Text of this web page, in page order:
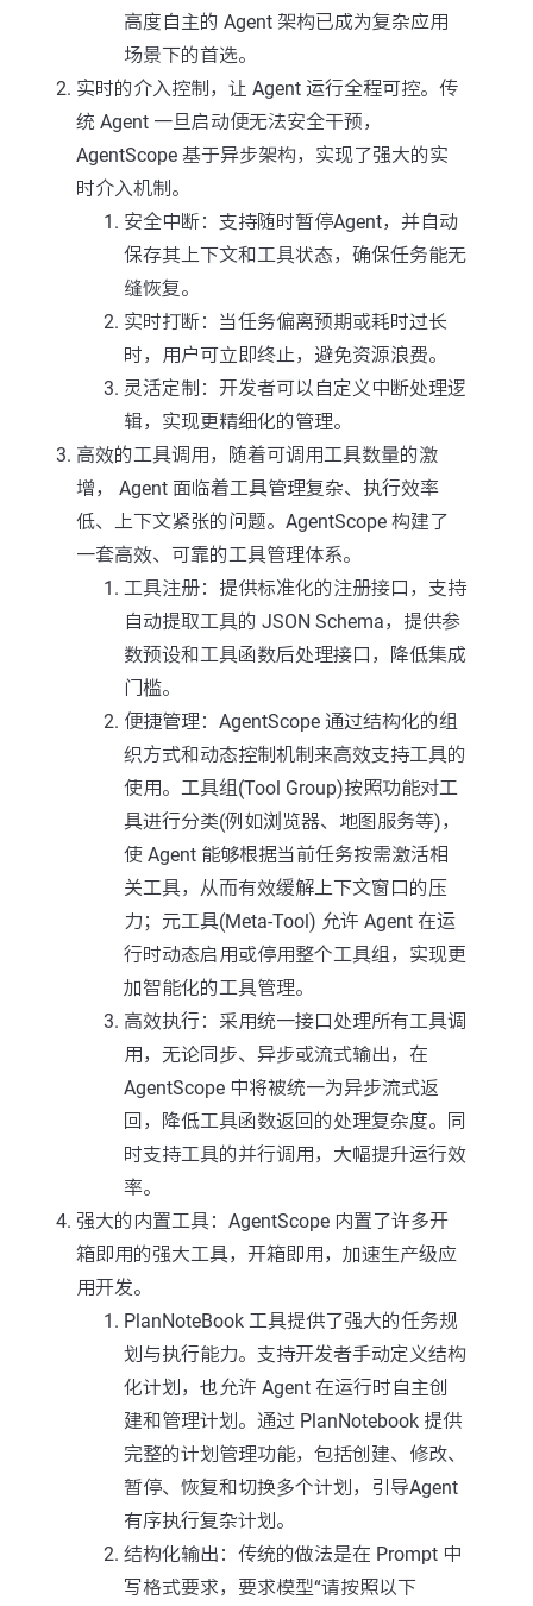
高度自主的 Agent 架构已成为复杂应用
场景下的首选。
实时的介入控制，让 Agent 运行全程可控。传
统 Agent 一旦启动便无法安全干预，
AgentScope 基于异步架构，实现了强大的实
时介入机制。
安全中断：支持随时暂停Agent，并自动
保存其上下文和工具状态，确保任务能无
缝恢复。
实时打断：当任务偏离预期或耗时过长
时，用户可立即终止，避免资源浪费。
灵活定制：开发者可以自定义中断处理逻
辑，实现更精细化的管理。
高效的工具调用，随着可调用工具数量的激
增， Agent 面临着工具管理复杂、执行效率
低、上下文紧张的问题。AgentScope 构建了
一套高效、可靠的工具管理体系。
工具注册：提供标准化的注册接口，支持
自动提取工具的 JSON Schema，提供参
数预设和工具函数后处理接口，降低集成
门槛。
便捷管理：AgentScope 通过结构化的组
织方式和动态控制机制来高效支持工具的
使用。工具组(Tool Group)按照功能对工
具进行分类(例如浏览器、地图服务等)，
使 Agent 能够根据当前任务按需激活相
关工具，从而有效缓解上下文窗口的压
力；元工具(Meta-Tool) 允许 Agent 在运
行时动态启用或停用整个工具组，实现更
加智能化的工具管理。
高效执行：采用统一接口处理所有工具调
用，无论同步、异步或流式输出，在
AgentScope 中将被统一为异步流式返
回，降低工具函数返回的处理复杂度。同
时支持工具的并行调用，大幅提升运行效
率。
强大的内置工具：AgentScope 内置了许多开
箱即用的强大工具，开箱即用，加速生产级应
用开发。
PlanNoteBook 工具提供了强大的任务规
划与执行能力。支持开发者手动定义结构
化计划，也允许 Agent 在运行时自主创
建和管理计划。通过 PlanNotebook 提供
完整的计划管理功能，包括创建、修改、
暂停、恢复和切换多个计划，引导Agent
有序执行复杂计划。
结构化输出：传统的做法是在 Prompt 中
写格式要求，要求模型“请按照以下